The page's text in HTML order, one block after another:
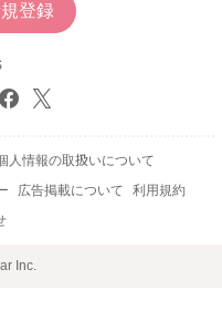
登録
人情報の取扱いについて
広告掲載について
利用規約
Inc.